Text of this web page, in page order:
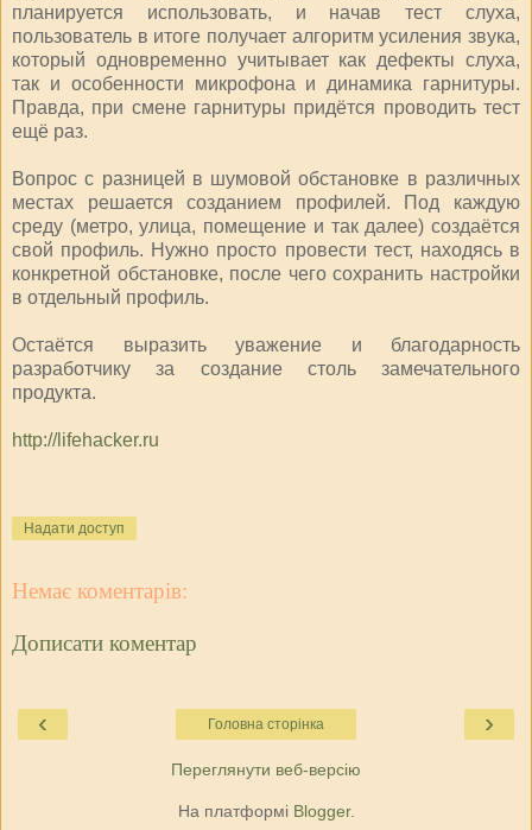
планируется использовать, и начав тест слуха,
пользователь в итоге получает алгоритм усиления звука,
который одновременно учитывает как дефекты слуха,
так и особенности микрофона и динамика гарнитуры.
Правда, при смене гарнитуры придётся проводить тест
ещё раз.
Вопрос с разницей в шумовой обстановке в различных
местах решается созданием профилей. Под каждую
среду (метро, улица, помещение и так далее) создаётся
свой профиль. Нужно просто провести тест, находясь в
конкретной обстановке, после чего сохранить настройки
в отдельный профиль.
Остаётся выразить уважение и благодарность
разработчику за создание столь замечательного
продукта.
http://lifehacker.ru
Надати доступ
Немає коментарів:
Дописати коментар
‹ ›
Головна сторінка
Переглянути веб-версію
На платформі Blogger.